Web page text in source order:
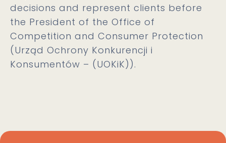
decisions and represent clients before
the President of the Office of
Competition and Consumer Protection
(Urząd Ochrony Konkurencji i
Konsumentów – (UOKiK)).